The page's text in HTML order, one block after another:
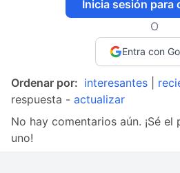
Inicia sesión para
O
Entra con
Ordenar por: interesantes
respuesta - actualizar
No hay comentarios aún. ¡Sé
uno!